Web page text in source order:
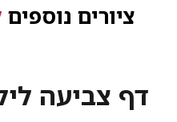
ציורים נוספים
דף צביעה